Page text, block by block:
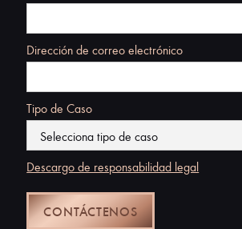
Dirección de correo electrónico
Tipo de Caso
Descargo de responsabilidad legal